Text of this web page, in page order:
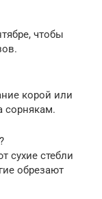
чтобы
корой или
сорнякам.
сухие стебли
обрезают